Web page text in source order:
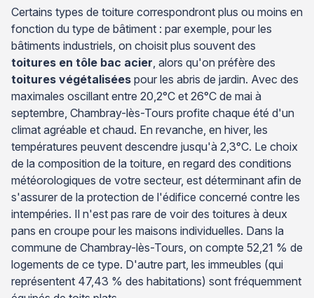
Certains types de toiture correspondront plus ou moins en
fonction du type de bâtiment : par exemple, pour les
bâtiments industriels, on choisit plus souvent des
toitures en tôle bac acier , alors qu'on préfère des
toitures végétalisées pour les abris de jardin. Avec des
maximales oscillant entre 20,2°C et 26°C de mai à
septembre, Chambray-lès-Tours profite chaque été d'un
climat agréable et chaud. En revanche, en hiver, les
températures peuvent descendre jusqu'à 2,3°C. Le choix
de la composition de la toiture, en regard des conditions
météorologiques de votre secteur, est déterminant afin de
s'assurer de la protection de l'édifice concerné contre les
intempéries. Il n'est pas rare de voir des toitures à deux
pans en croupe pour les maisons individuelles. Dans la
commune de Chambray-lès-Tours, on compte 52,21 % de
logements de ce type. D'autre part, les immeubles (qui
représentent 47,43 % des habitations) sont fréquemment